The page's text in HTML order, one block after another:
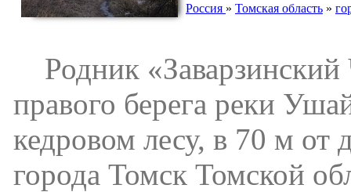
Россия » Томская область »
Родник
правого берега реки
кедровом лесу, в 70 м от
города Томск Томской